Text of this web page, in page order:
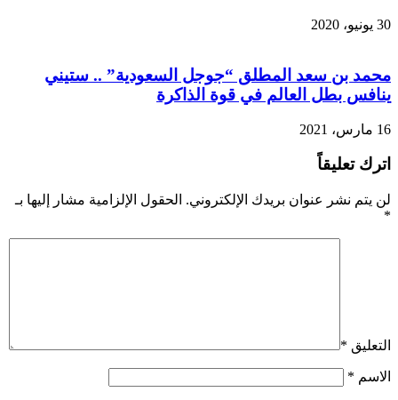
30 يونيو، 2020
محمد بن سعد المطلق “جوجل السعودية” .. ستيني
ينافس بطل العالم في قوة الذاكرة
16 مارس، 2021
اترك تعليقاً
لن يتم نشر عنوان بريدك الإلكتروني. الحقول الإلزامية مشار إليها بـ
*
التعليق *
الاسم *